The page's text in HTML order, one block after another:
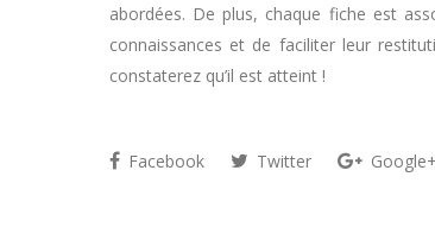
abordées. De plus, chaque fiche est
connaissances et de faciliter leur
constaterez qu’il est atteint !
Facebook Twitter Google+